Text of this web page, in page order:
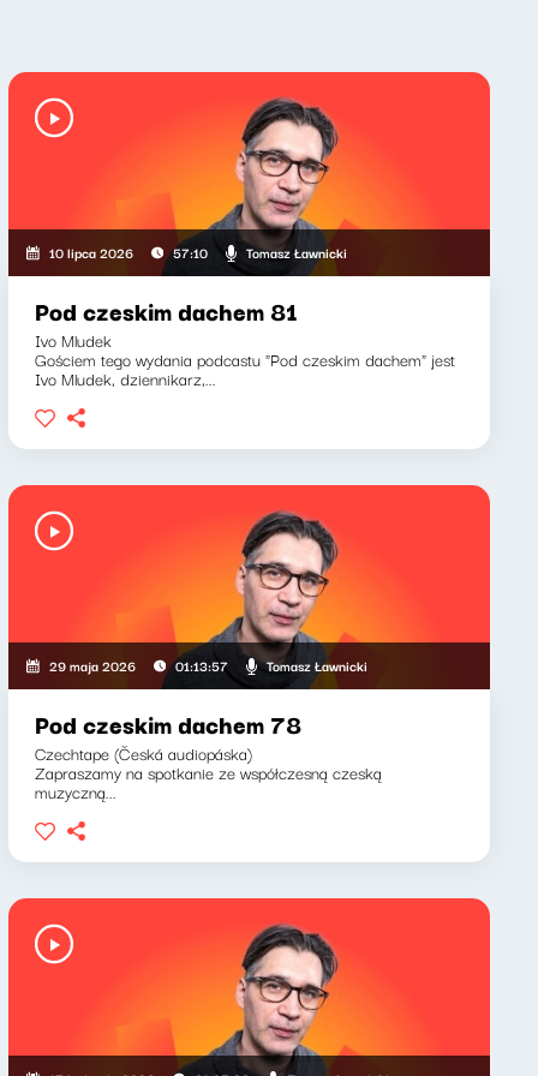
10 lipca 2026 57:10 Tomasz Ławnicki
Pod czeskim dachem 81
Ivo Mludek
Gościem tego wydania podcastu "Pod czeskim dachem" jest
Ivo Mludek, dziennikarz,...
29 maja 2026 01:13:57 Tomasz Ławnicki
Pod czeskim dachem 78
Czechtape (Česká audiopáska)
Zapraszamy na spotkanie ze współczesną czeską
muzyczną...